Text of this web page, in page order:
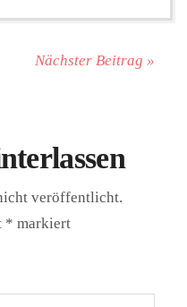
Nächster Beitrag »
veröffentlicht.
* markiert